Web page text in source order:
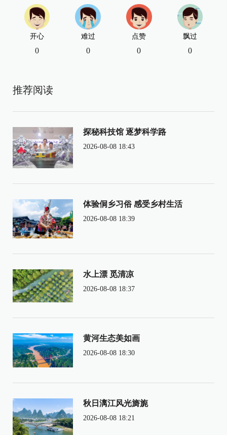
开心
0
难过
0
点赞
0
飘过
0
推荐阅读
探秘科技馆 逐梦科学路
2026-08-08 18:43
体验侗乡习俗 感受乡村生活
2026-08-08 18:39
水上漂 觅清凉
2026-08-08 18:37
黄河生态美如画
2026-08-08 18:30
秋日漓江风光旖旎
2026-08-08 18:21